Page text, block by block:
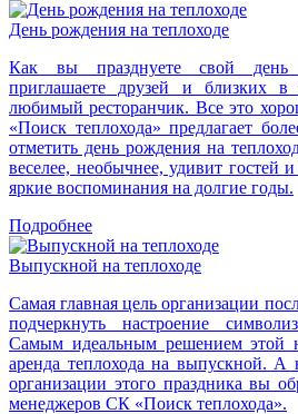
День рождения на теплоходе
Как вы празднуете свой день
приглашаете друзей и близких в
любимый ресторанчик. Все это
«Поиск теплохода» предлагает
отметить день рождения на
веселее, необычнее, удивит гостей
яркие воспоминания на долгие годы.
Подробнее
Выпускной на теплоходе
Самая главная цель организации
подчеркнуть настроение
Самым идеальным решением этой
аренда теплохода на выпускной.
организации этого праздника вы
менеджеров СК «Поиск теплохода».